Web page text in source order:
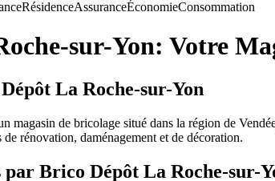
RésidenceAssuranceÉconomieConsommation
sur-Yon: Votre
La Roche-sur-Yon
magasin de bricolage situé dans la région de
rénovation, daménagement et de décoration.
par Brico Dépôt La Roche-sur-